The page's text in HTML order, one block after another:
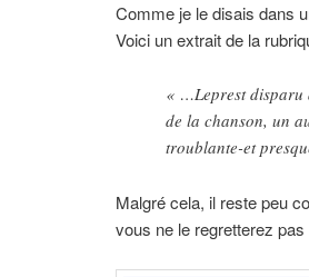
Comme je le disais dans
Voici un extrait de la
« …Leprest disparu
de la chanson, un
troublante-et
Malgré cela, il reste peu
vous ne le regretterez pas